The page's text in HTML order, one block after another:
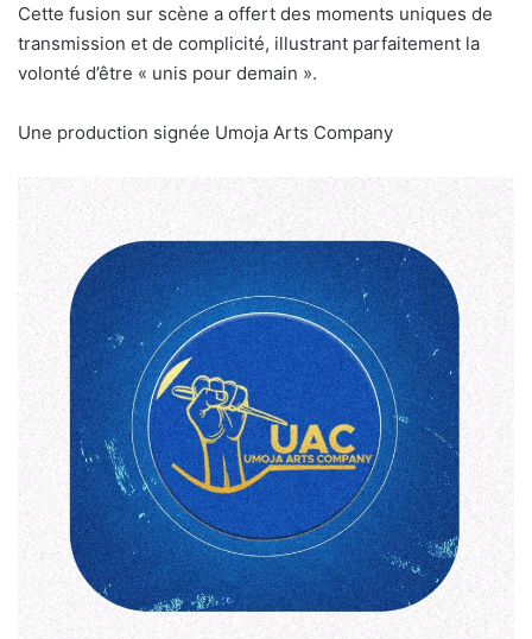
Cette fusion sur scène a offert des moments uniques de
transmission et de complicité, illustrant parfaitement la
volonté d’être « unis pour demain ».
Une production signée Umoja Arts Company